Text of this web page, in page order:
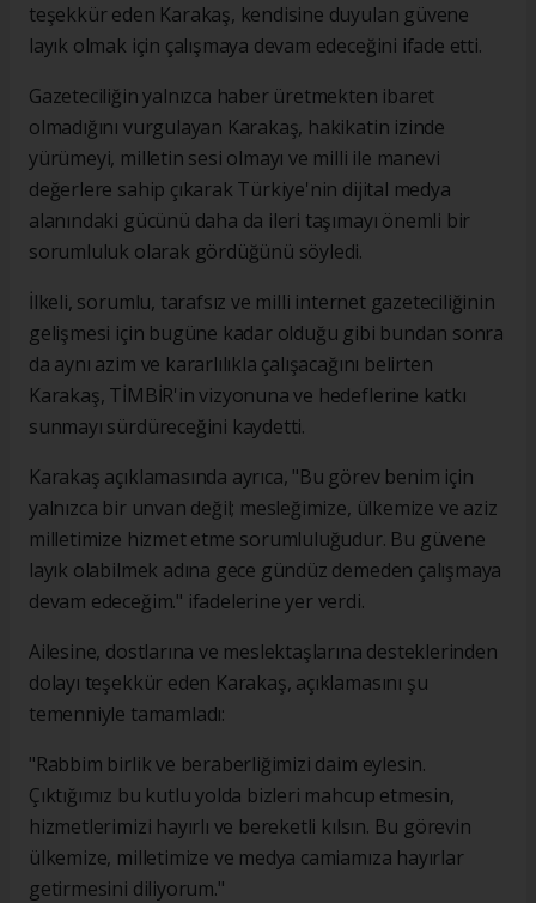
teşekkür eden Karakaş, kendisine duyulan güvene
layık olmak için çalışmaya devam edeceğini ifade etti.
Gazeteciliğin yalnızca haber üretmekten ibaret
olmadığını vurgulayan Karakaş, hakikatin izinde
yürümeyi, milletin sesi olmayı ve milli ile manevi
değerlere sahip çıkarak Türkiye'nin dijital medya
alanındaki gücünü daha da ileri taşımayı önemli bir
sorumluluk olarak gördüğünü söyledi.
İlkeli, sorumlu, tarafsız ve milli internet gazeteciliğinin
gelişmesi için bugüne kadar olduğu gibi bundan sonra
da aynı azim ve kararlılıkla çalışacağını belirten
Karakaş, TİMBİR'in vizyonuna ve hedeflerine katkı
sunmayı sürdüreceğini kaydetti.
Karakaş açıklamasında ayrıca, "Bu görev benim için
yalnızca bir unvan değil; mesleğimize, ülkemize ve aziz
milletimize hizmet etme sorumluluğudur. Bu güvene
layık olabilmek adına gece gündüz demeden çalışmaya
devam edeceğim." ifadelerine yer verdi.
Ailesine, dostlarına ve meslektaşlarına desteklerinden
dolayı teşekkür eden Karakaş, açıklamasını şu
temenniyle tamamladı:
"Rabbim birlik ve beraberliğimizi daim eylesin.
Çıktığımız bu kutlu yolda bizleri mahcup etmesin,
hizmetlerimizi hayırlı ve bereketli kılsın. Bu görevin
ülkemize, milletimize ve medya camiamıza hayırlar
getirmesini diliyorum."